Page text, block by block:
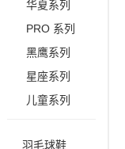
华夏系列
PRO 系列
黑鹰系列
星座系列
儿童系列
羽毛球鞋